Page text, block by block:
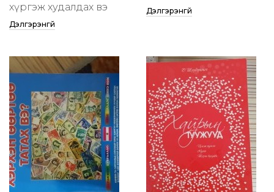
хүргэж худалдах вэ
Дэлгэрэнгүй
Дэлгэрэнгүй